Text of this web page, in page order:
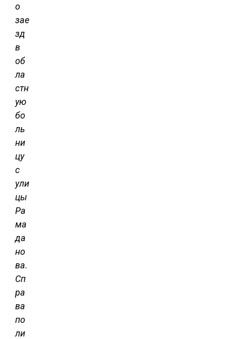
о
зае
зд
в
об
ла
стн
ую
бо
ль
ни
цу
с
ули
цы
Ра
ма
да
но
ва.
Сп
ра
ва
по
ли